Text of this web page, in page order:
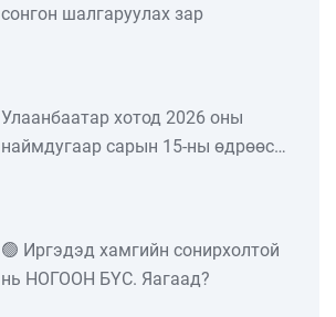
сонгон шалгаруулах зар
Улаанбаатар хотод 2026 оны
наймдугаар сарын 15-ны өдрөөс
хөдөлгөөнд оролцуулна
🟢 Иргэдэд хамгийн сонирхолтой
нь НОГООН БҮС. Яагаад?